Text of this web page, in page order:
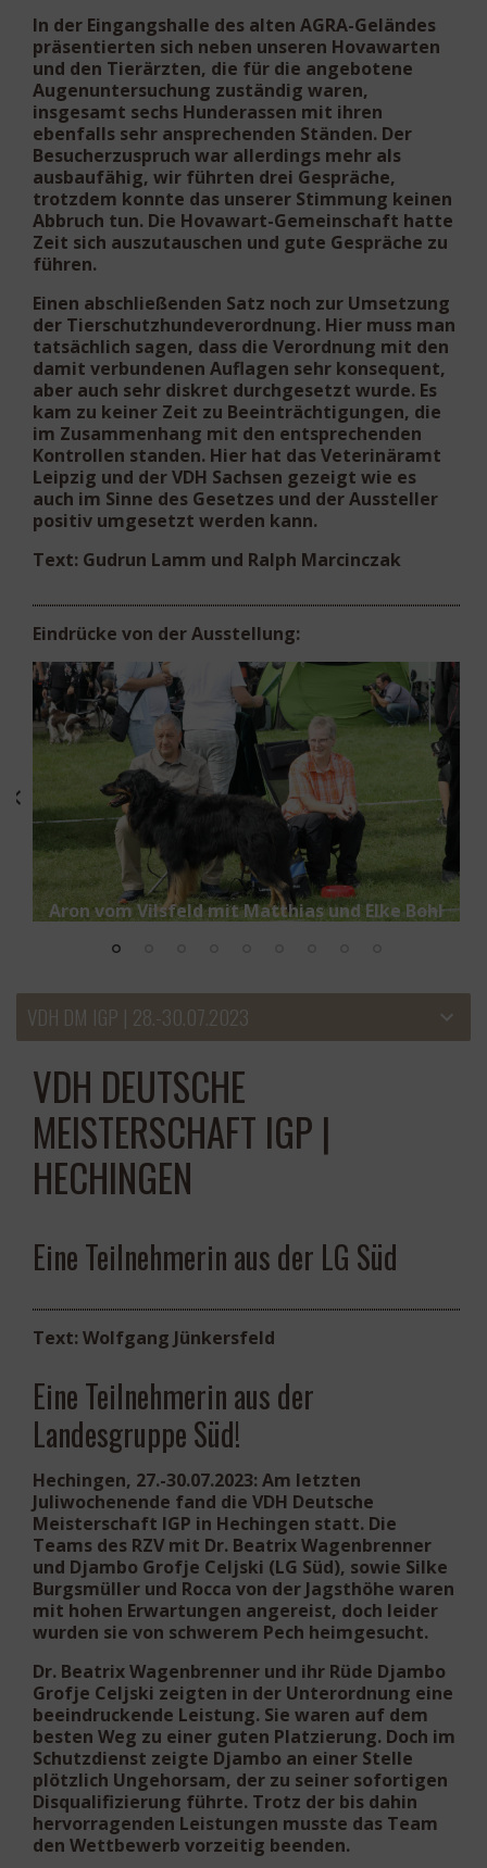
In der Eingangshalle des alten AGRA-Geländes
präsentierten sich neben unseren Hovawarten
und den Tierärzten, die für die angebotene
Augenuntersuchung zuständig waren,
insgesamt sechs Hunderassen mit ihren
ebenfalls sehr ansprechenden Ständen. Der
Besucherzuspruch war allerdings mehr als
ausbaufähig, wir führten drei Gespräche,
trotzdem konnte das unserer Stimmung keinen
Abbruch tun. Die Hovawart-Gemeinschaft hatte
Zeit sich auszutauschen und gute Gespräche zu
führen.
Einen abschließenden Satz noch zur Umsetzung
der Tierschutzhundeverordnung. Hier muss man
tatsächlich sagen, dass die Verordnung mit den
damit verbundenen Auflagen sehr konsequent,
aber auch sehr diskret durchgesetzt wurde. Es
kam zu keiner Zeit zu Beeinträchtigungen, die
im Zusammenhang mit den entsprechenden
Kontrollen standen. Hier hat das Veterinäramt
Leipzig und der VDH Sachsen gezeigt wie es
auch im Sinne des Gesetzes und der Aussteller
positiv umgesetzt werden kann.
Text: Gudrun Lamm und Ralph Marcinczak
Eindrücke von der Ausstellung:
Aron vom Vilsfeld mit Matthias und Elke Bohl
VDH DM IGP | 28.-30.07.2023
VDH DEUTSCHE
MEISTERSCHAFT IGP |
HECHINGEN
Eine Teilnehmerin aus der LG Süd
Text: Wolfgang Jünkersfeld
Eine Teilnehmerin aus der
Landesgruppe Süd!
Hechingen, 27.-30.07.2023:Am letzten
Juliwochenende fand die VDH Deutsche
Meisterschaft IGP in Hechingen statt. Die
Teams des RZV mit Dr. Beatrix Wagenbrenner
und Djambo Grofje Celjski (LG Süd), sowie Silke
Burgsmüller und Rocca von der Jagsthöhe waren
mit hohen Erwartungen angereist, doch leider
wurden sie von schwerem Pech heimgesucht.
Dr. Beatrix Wagenbrenner und ihr Rüde Djambo
Grofje Celjski zeigten in der Unterordnung eine
beeindruckende Leistung. Sie waren auf dem
besten Weg zu einer guten Platzierung. Doch im
Schutzdienst zeigte Djambo an einer Stelle
plötzlich Ungehorsam, der zu seiner sofortigen
Disqualifizierung führte. Trotz der bis dahin
hervorragenden Leistungen musste das Team
den Wettbewerb vorzeitig beenden.